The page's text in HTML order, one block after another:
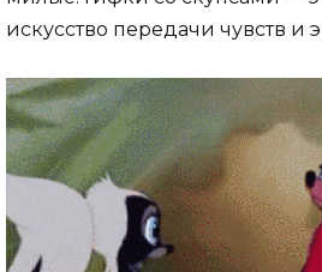
искусство передачи чувств и